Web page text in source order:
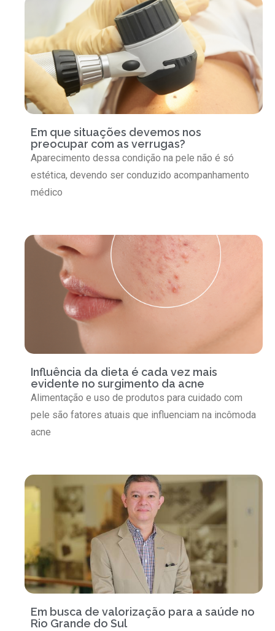
Em que situações devemos nos
preocupar com as verrugas?
Aparecimento dessa condição na pele não é só
estética, devendo ser conduzido acompanhamento
médico
Influência da dieta é cada vez mais
evidente no surgimento da acne
Alimentação e uso de produtos para cuidado com
pele são fatores atuais que influenciam na incômoda
acne
Em busca de valorização para a saúde no
Rio Grande do Sul